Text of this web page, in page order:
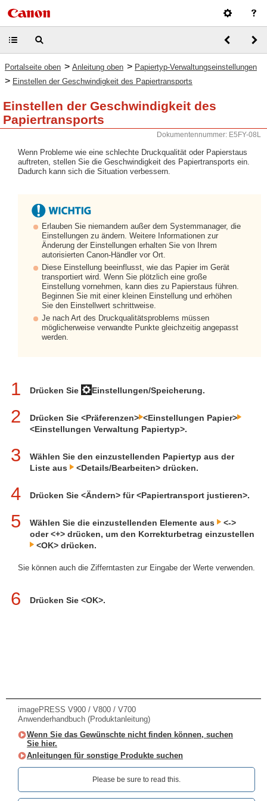
Portalseite oben > Anleitung oben > Papiertyp-Verwaltungseinstellungen
> Einstellen der Geschwindigkeit des Papiertransports
Einstellen der Geschwindigkeit des
Papiertransports
Dokumentennummer: E5FY-08L
Wenn Probleme wie eine schlechte Druckqualität oder Papierstaus
auftreten, stellen Sie die Geschwindigkeit des Papiertransports ein.
Dadurch kann sich die Situation verbessern.
Erlauben Sie niemandem außer dem Systemmanager, die
Einstellungen zu ändern. Weitere Informationen zur
Änderung der Einstellungen erhalten Sie von Ihrem
autorisierten Canon-Händler vor Ort.
Diese Einstellung beeinflusst, wie das Papier im Gerät
transportiert wird. Wenn Sie plötzlich eine große
Einstellung vornehmen, kann dies zu Papierstaus führen.
Beginnen Sie mit einer kleinen Einstellung und erhöhen
Sie den Einstellwert schrittweise.
Je nach Art des Druckqualitätsproblems müssen
möglicherweise verwandte Punkte gleichzeitig angepasst
werden.
1 Drücken Sie Einstellungen/Speicherung.
2 Drücken Sie <Präferenzen> <Einstellungen Papier>
<Einstellungen Verwaltung Papiertyp>.
3
Wählen Sie den einzustellenden Papiertyp aus der
Liste aus
<Details/Bearbeiten> drücken.
4 Drücken Sie <Ändern> für <Papiertransport justieren>.
5 Wählen Sie die einzustellenden Elemente aus
<->
oder <+> drücken, um den Korrekturbetrag einzustellen
<OK> drücken.
Sie können auch die Zifferntasten zur Eingabe der Werte verwenden.
6 Drücken Sie <OK>.
imagePRESS V900 / V800 / V700
Anwenderhandbuch (Produktanleitung)
Wenn Sie das Gewünschte nicht finden können, suchen
Sie hier.
Anleitungen für sonstige Produkte suchen
Please be sure to read this.‎